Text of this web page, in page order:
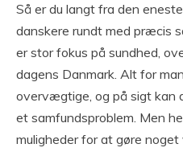
Så er du langt fra den
danskere rundt med præcis
er stor fokus på sundhed,
dagens Danmark. Alt for
overvægtige, og på sigt kan
et samfundsproblem. Men
muligheder for at gøre